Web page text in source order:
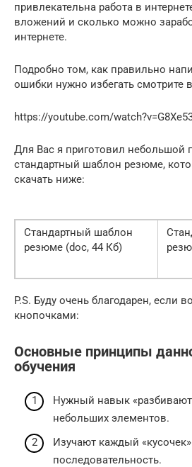
привлекательна работа в
вложений и сколько можно
интернете.
Подробно том, как правильно
ошибки нужно избегать смотрите
https://youtube.com/
Для Вас я приготовил небольшой
стандартный шаблон резюме,
скачать ниже:
Стандартный шаблон
резюме (doc, 44 Кб)
P.S. Буду очень благодарен, если
кнопочками:
Основные принципы
обучения
Нужный навык
небольших элементов.
Изучают каждый
последовательность.